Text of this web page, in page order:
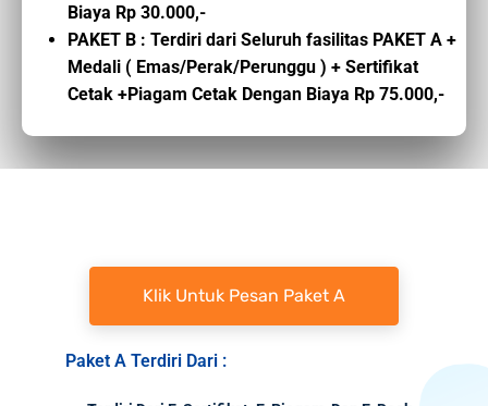
Biaya Rp 30.000,-
PAKET B : Terdiri dari Seluruh fasilitas PAKET A +
Medali ( Emas/Perak/Perunggu ) + Sertifikat
Cetak +Piagam Cetak Dengan Biaya Rp 75.000,-
Klik Untuk Pesan Paket A
Paket A Terdiri Dari :